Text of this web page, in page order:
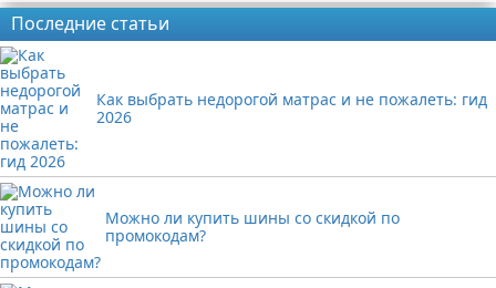
Последние статьи
Как выбрать недорогой матрас и не пожалеть: гид
2026
Можно ли купить шины со скидкой по
промокодам?